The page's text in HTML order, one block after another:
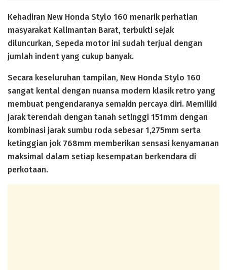
Kehadiran New Honda Stylo 160 menarik perhatian
masyarakat Kalimantan Barat, terbukti sejak
diluncurkan, Sepeda motor ini sudah terjual dengan
jumlah indent yang cukup banyak.
Secara keseluruhan tampilan, New Honda Stylo 160
sangat kental dengan nuansa modern klasik retro yang
membuat pengendaranya semakin percaya diri. Memiliki
jarak terendah dengan tanah setinggi 151mm dengan
kombinasi jarak sumbu roda sebesar 1,275mm serta
ketinggian jok 768mm memberikan sensasi kenyamanan
maksimal dalam setiap kesempatan berkendara di
perkotaan.